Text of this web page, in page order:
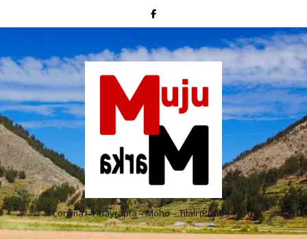
Conima – Huayrapta – Moho – Tilali (Puno – Perú)